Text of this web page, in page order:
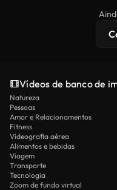
licenciamento
Vídeos de banco de
Natureza
Pessoas
Amor e Relacionamentos
Fitness
Videografia aérea
Alimentos e bebidas
Viagem
Transporte
Tecnologia
Zoom de fundo virtual